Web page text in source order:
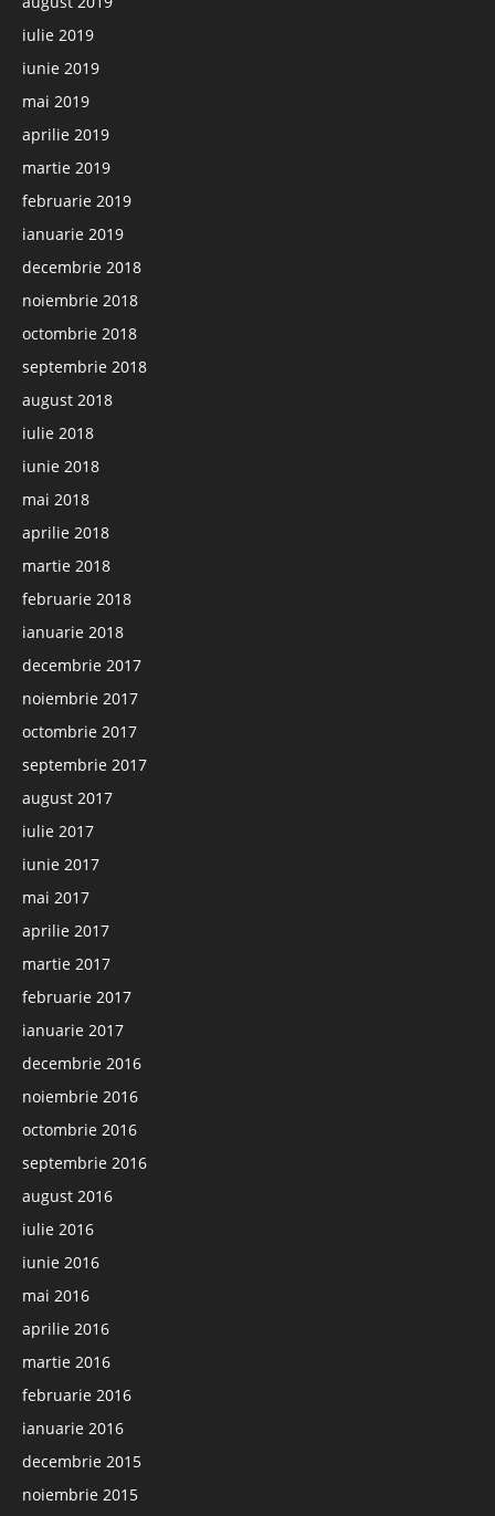
iulie 2019
iunie 2019
mai 2019
aprilie 2019
martie 2019
februarie 2019
ianuarie 2019
decembrie 2018
noiembrie 2018
octombrie 2018
septembrie 2018
august 2018
iulie 2018
iunie 2018
mai 2018
aprilie 2018
martie 2018
februarie 2018
ianuarie 2018
decembrie 2017
noiembrie 2017
octombrie 2017
septembrie 2017
august 2017
iulie 2017
iunie 2017
mai 2017
aprilie 2017
martie 2017
februarie 2017
ianuarie 2017
decembrie 2016
noiembrie 2016
octombrie 2016
septembrie 2016
august 2016
iulie 2016
iunie 2016
mai 2016
aprilie 2016
martie 2016
februarie 2016
ianuarie 2016
decembrie 2015
noiembrie 2015